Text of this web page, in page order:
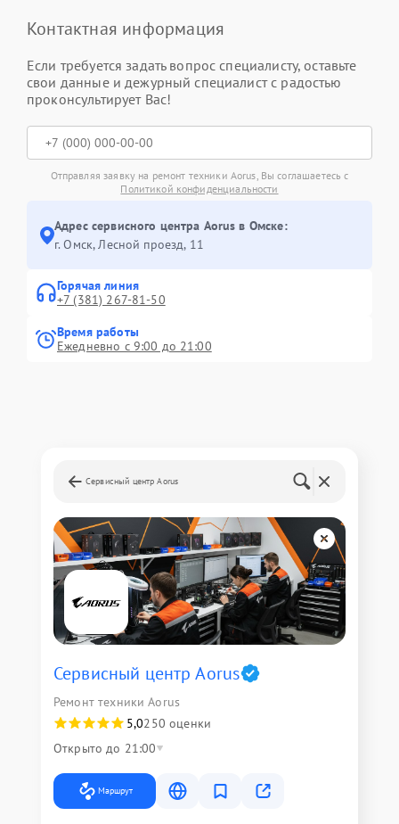
Контактная информация
Если требуется задать вопрос специалисту, оставьте
свои данные и дежурный специалист с радостью
проконсультирует Вас!
Отправляя заявку на ремонт техники Aorus, Вы соглашаетесь с
Политикой конфиденциальности
Адрес сервисного центра Aorus в Омске:
г. Омск, ​Лесной проезд, 11
Горячая линия
+7 (381) 267-81-50
Время работы
Ежедневно с 9:00 до 21:00
Сервисный центр Aorus
Сервисный центр Aorus
Ремонт техники Aorus
5,0250 оценки
Открыто до 21:00
Маршрут